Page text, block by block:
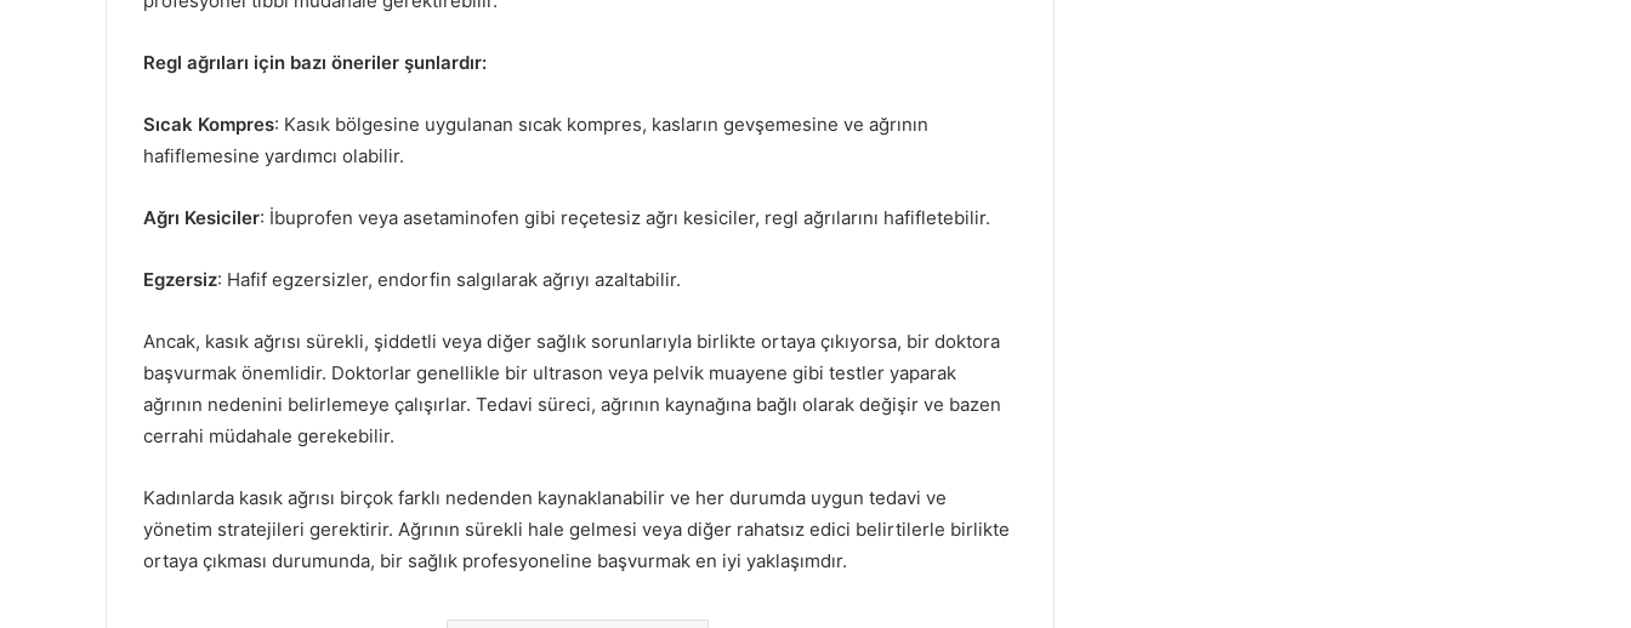
Regl ağrıları için bazı öneriler şunlardır:
Sıcak Kompres: Kasık bölgesine uygulanan sıcak kompres, kasların gevşemesine ve ağrının
hafiflemesine yardımcı olabilir.
Ağrı Kesiciler: İbuprofen veya asetaminofen gibi reçetesiz ağrı kesiciler, regl ağrılarını hafifletebilir.
Egzersiz: Hafif egzersizler, endorfin salgılarak ağrıyı azaltabilir.
Ancak, kasık ağrısı sürekli, şiddetli veya diğer sağlık sorunlarıyla birlikte ortaya çıkıyorsa, bir doktora
başvurmak önemlidir. Doktorlar genellikle bir ultrason veya pelvik muayene gibi testler yaparak
ağrının nedenini belirlemeye çalışırlar. Tedavi süreci, ağrının kaynağına bağlı olarak değişir ve bazen
cerrahi müdahale gerekebilir.
Kadınlarda kasık ağrısı birçok farklı nedenden kaynaklanabilir ve her durumda uygun tedavi ve
yönetim stratejileri gerektirir. Ağrının sürekli hale gelmesi veya diğer rahatsız edici belirtilerle birlikte
ortaya çıkması durumunda, bir sağlık profesyoneline başvurmak en iyi yaklaşımdır.